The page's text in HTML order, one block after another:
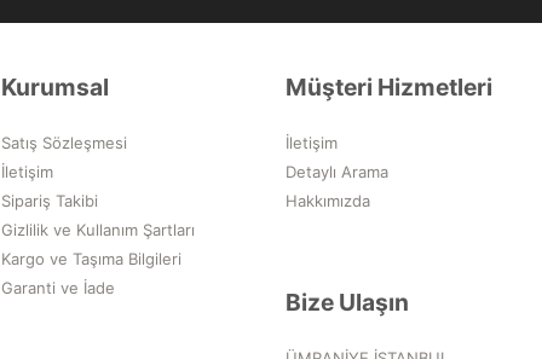
Kurumsal
Satış Sözleşmesi
İletişim
Sipariş Takibi
Gizlilik ve Kullanım Şartları
Kargo ve Taşıma Bilgileri
Garanti ve İade
Müşteri Hizmetleri
İletişim
Detaylı Arama
Hakkımızda
Bize Ulaşın